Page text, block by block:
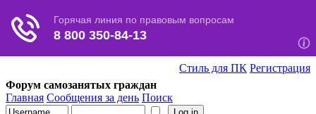
Стиль для ПК Регистрация
Форум самозанятых граждан
Главная Сообщения за день Поиск